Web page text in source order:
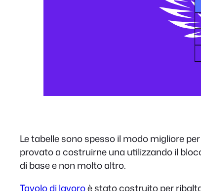
Le tabelle sono spesso il modo migliore
provato a costruirne una utilizzando il
di base e non molto altro.
Tavolo di lavoroè stato costruito per